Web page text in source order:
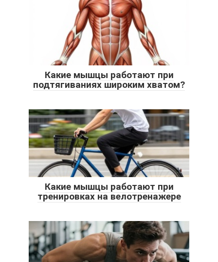
Какие мышцы работают при
подтягиваниях широким хватом?
Какие мышцы работают при
тренировках на велотренажере